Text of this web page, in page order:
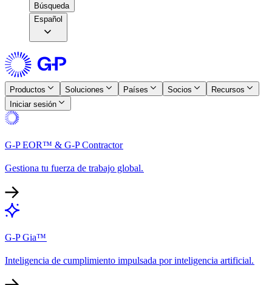
Búsqueda​​
Español
Productos​​ Soluciones​​ Países​​ Socios​​
Recursos​​
Iniciar sesión​​
G-P EOR™ & G-P Contractor​​
Gestiona tu fuerza de trabajo global.​​
G-P Gia™​​
Inteligencia de cumplimiento impulsada por inteligencia artificial.​​